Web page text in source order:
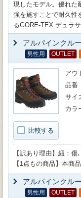
現したモデル。優れた
強を施すことで耐久性
るGORE-TEX デュラサ
アルパインクル
男性用 OUTLET
比較する
アウ
品番
サイ
カラ
【訳あり理由】紐：
【1点もの商品】本商
アルパインクル
男性用 OUTLET